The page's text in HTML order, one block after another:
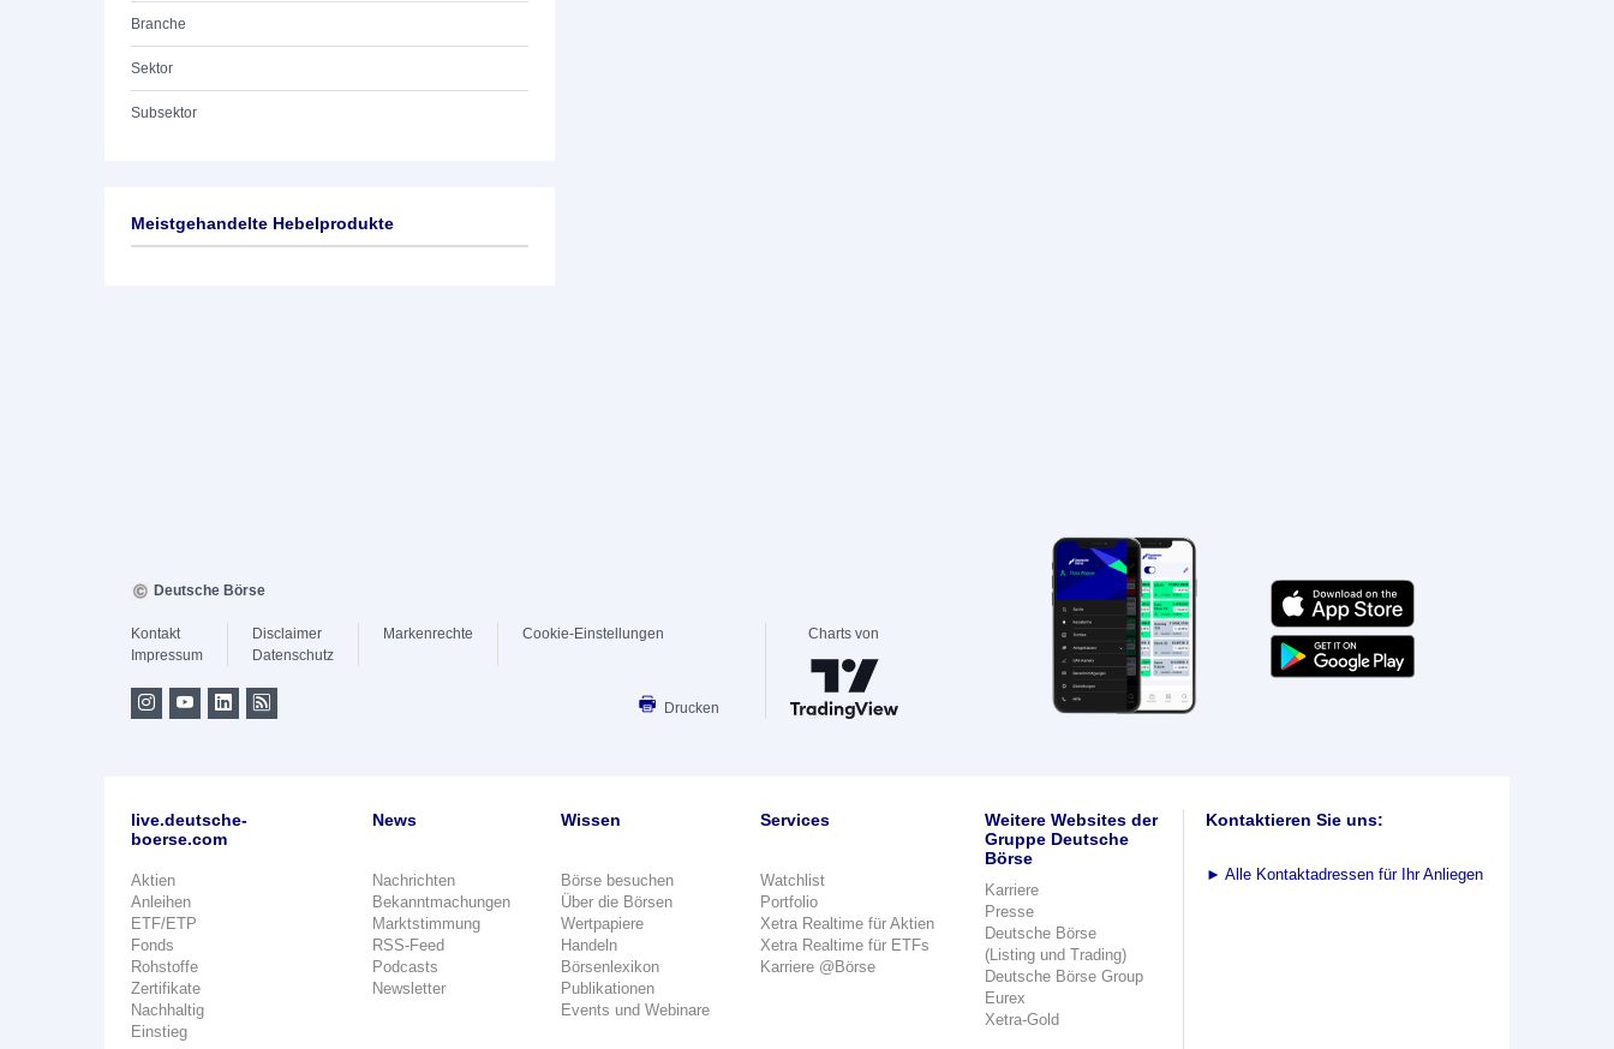
Branche
Sektor
Subsektor
Meistgehandelte Hebelprodukte
Deutsche Börse
Kontakt
Impressum
Disclaimer
Datenschutz
Markenrechte Cookie-Einstellungen
Drucken
Charts von
live.deutsche-
boerse.com
Aktien
Anleihen
ETF/ETP
Fonds
Rohstoffe
Zertifikate
Nachhaltig
Einstieg
News
Nachrichten
Bekanntmachungen
Marktstimmung
RSS-Feed
Podcasts
Newsletter
Wissen
Börse besuchen
Über die Börsen
Wertpapiere
Handeln
Börsenlexikon
Publikationen
Events und Webinare
Services
Watchlist
Portfolio
Xetra Realtime für Aktien
Xetra Realtime für ETFs
Karriere @Börse
Weitere Websites der
Gruppe Deutsche
Börse
Karriere
Presse
Deutsche Börse
(Listing und Trading)
Deutsche Börse Group
Eurex
Xetra-Gold
Kontaktieren Sie uns:
► Alle Kontaktadressen für Ihr Anliegen